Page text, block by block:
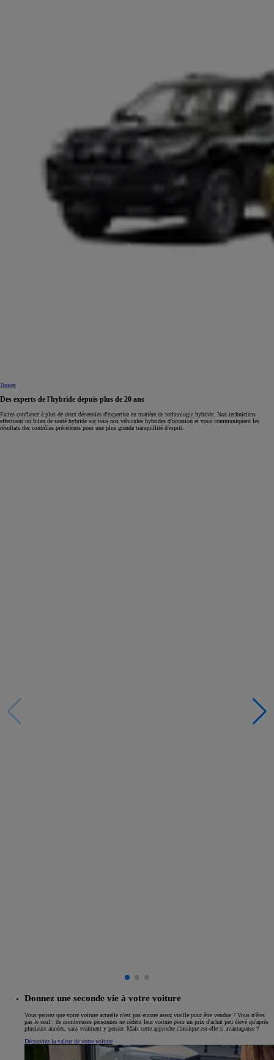
Toutes
Des experts de l'hybride depuis plus de 20 ans
Faites confiance à plus de deux décennies d'expertise en matière de technologie hybride. Nos techniciens
effectuent un bilan de santé hybride sur tous nos véhicules hybrides d'occasion et vous communiquent les
résultats des contrôles précédents pour une plus grande tranquillité d'esprit.
Donnez une seconde vie à votre voiture
Vous pensez que votre voiture actuelle n'est pas encore assez vieille pour être vendue ? Vous n'êtes
pas le seul : de nombreuses personnes ne cèdent leur voiture pour un prix d'achat peu élevé qu'après
plusieurs années, sans vraiment y penser. Mais cette approche classique est-elle si avantageuse ?
Découvrez la valeur de votre voiture